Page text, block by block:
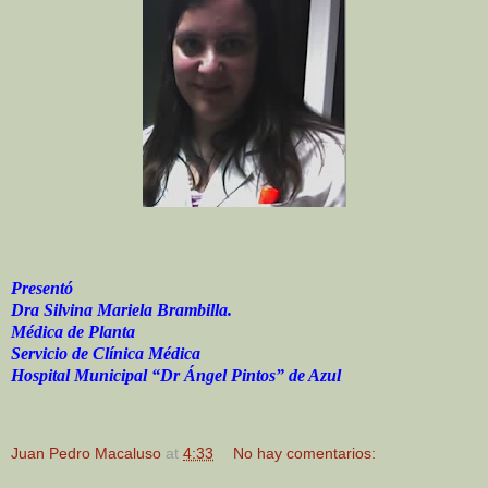
Presentó
Dra Silvina Mariela Brambilla.
Médica de Planta
Servicio de Clínica Médica
Hospital Municipal “Dr Ángel Pintos” de Azul
Juan Pedro Macaluso at 4:33 No hay comentarios: